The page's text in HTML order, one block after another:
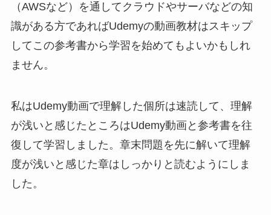
（AWSなど）を通してクラウドやサーバなどの知
識がある方であればUdemyの動画教材はスキップ
してこの参考書から学習を始めてもよいかもしれ
ません。
私はUdemy動画で理解した個所は速読して、理解
が浅いと感じたところはUdemy動画と参考書を往
復して学習しました。章末問題を先に解いて理解
度が浅いと感じた章はしっかりと読むようにしま
した。